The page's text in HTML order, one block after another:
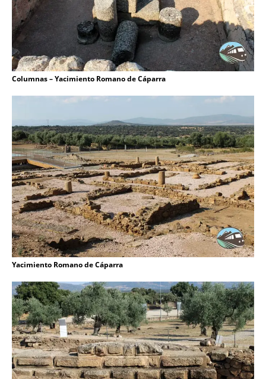
Columnas – Yacimiento Romano de Cáparra
Yacimiento Romano de Cáparra